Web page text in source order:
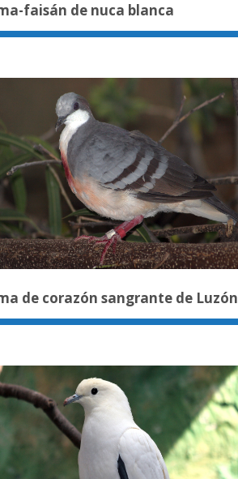
faisán de nuca blanca
de corazón sangrante de Luzón